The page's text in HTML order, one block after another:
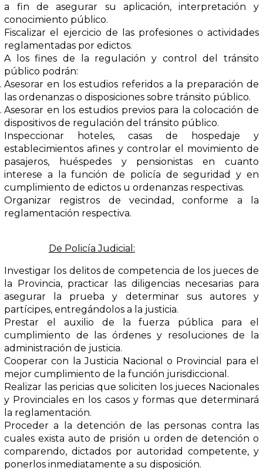
a fin de asegurar su aplicación, interpretación y
conocimiento público.
Fiscalizar el ejercicio de las profesiones o actividades
reglamentadas por edictos.
A los fines de la regulación y control del tránsito
público podrán:
Asesorar en los estudios referidos a la preparación de
las ordenanzas o disposiciones sobre tránsito público.
Asesorar en los estudios previos para la colocación de
dispositivos de regulación del tránsito público.
Inspeccionar hoteles, casas de hospedaje y
establecimientos afines y controlar el movimiento de
pasajeros, huéspedes y pensionistas en cuanto
interese a la función de policía de seguridad y en
cumplimiento de edictos u ordenanzas respectivas.
Organizar registros de vecindad, conforme a la
reglamentación respectiva.
De Policía Judicial:
Investigar los delitos de competencia de los jueces de
la Provincia, practicar las diligencias necesarias para
asegurar la prueba y determinar sus autores y
partícipes, entregándolos a la justicia.
Prestar el auxilio de la fuerza pública para el
cumplimiento de las órdenes y resoluciones de la
administración de justicia.
Cooperar con la Justicia Nacional o Provincial para el
mejor cumplimiento de la función jurisdiccional.
Realizar las pericias que soliciten los jueces Nacionales
y Provinciales en los casos y formas que determinará
la reglamentación.
Proceder a la detención de las personas contra las
cuales exista auto de prisión u orden de detención o
comparendo, dictados por autoridad competente, y
ponerlos inmediatamente a su disposición.